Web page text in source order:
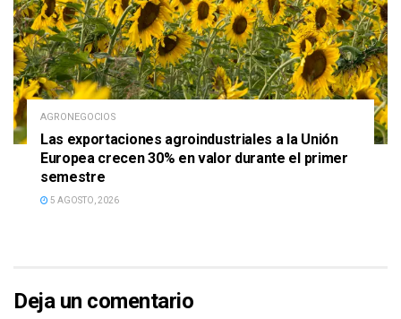
AGRONEGOCIOS
Las exportaciones agroindustriales a la Unión
Europea crecen 30% en valor durante el primer
semestre
5 AGOSTO, 2026
Deja un comentario